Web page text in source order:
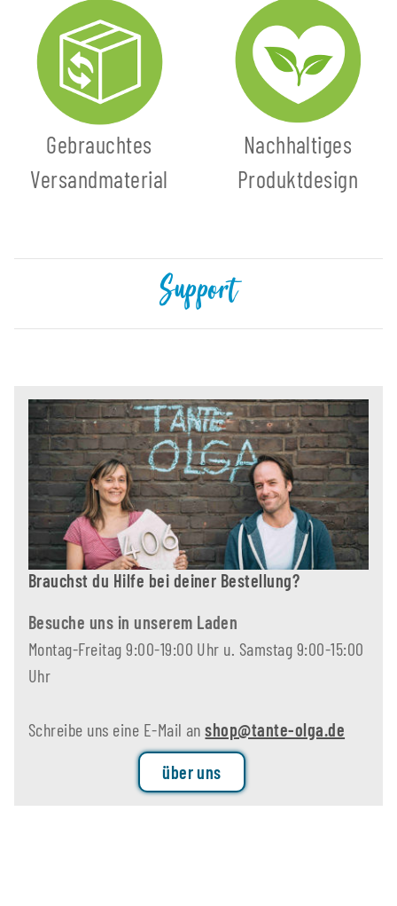
Gebrauchtes
Versandmaterial
Nachhaltiges
Produktdesign
Support
Brauchst du Hilfe bei deiner Bestellung?
Besuche uns in unserem Laden
Montag-Freitag 9:00-19:00 Uhr u. Samstag 9:00-15:00
Uhr
Schreibe uns eine E-Mail anshop@tante-olga.de
über uns